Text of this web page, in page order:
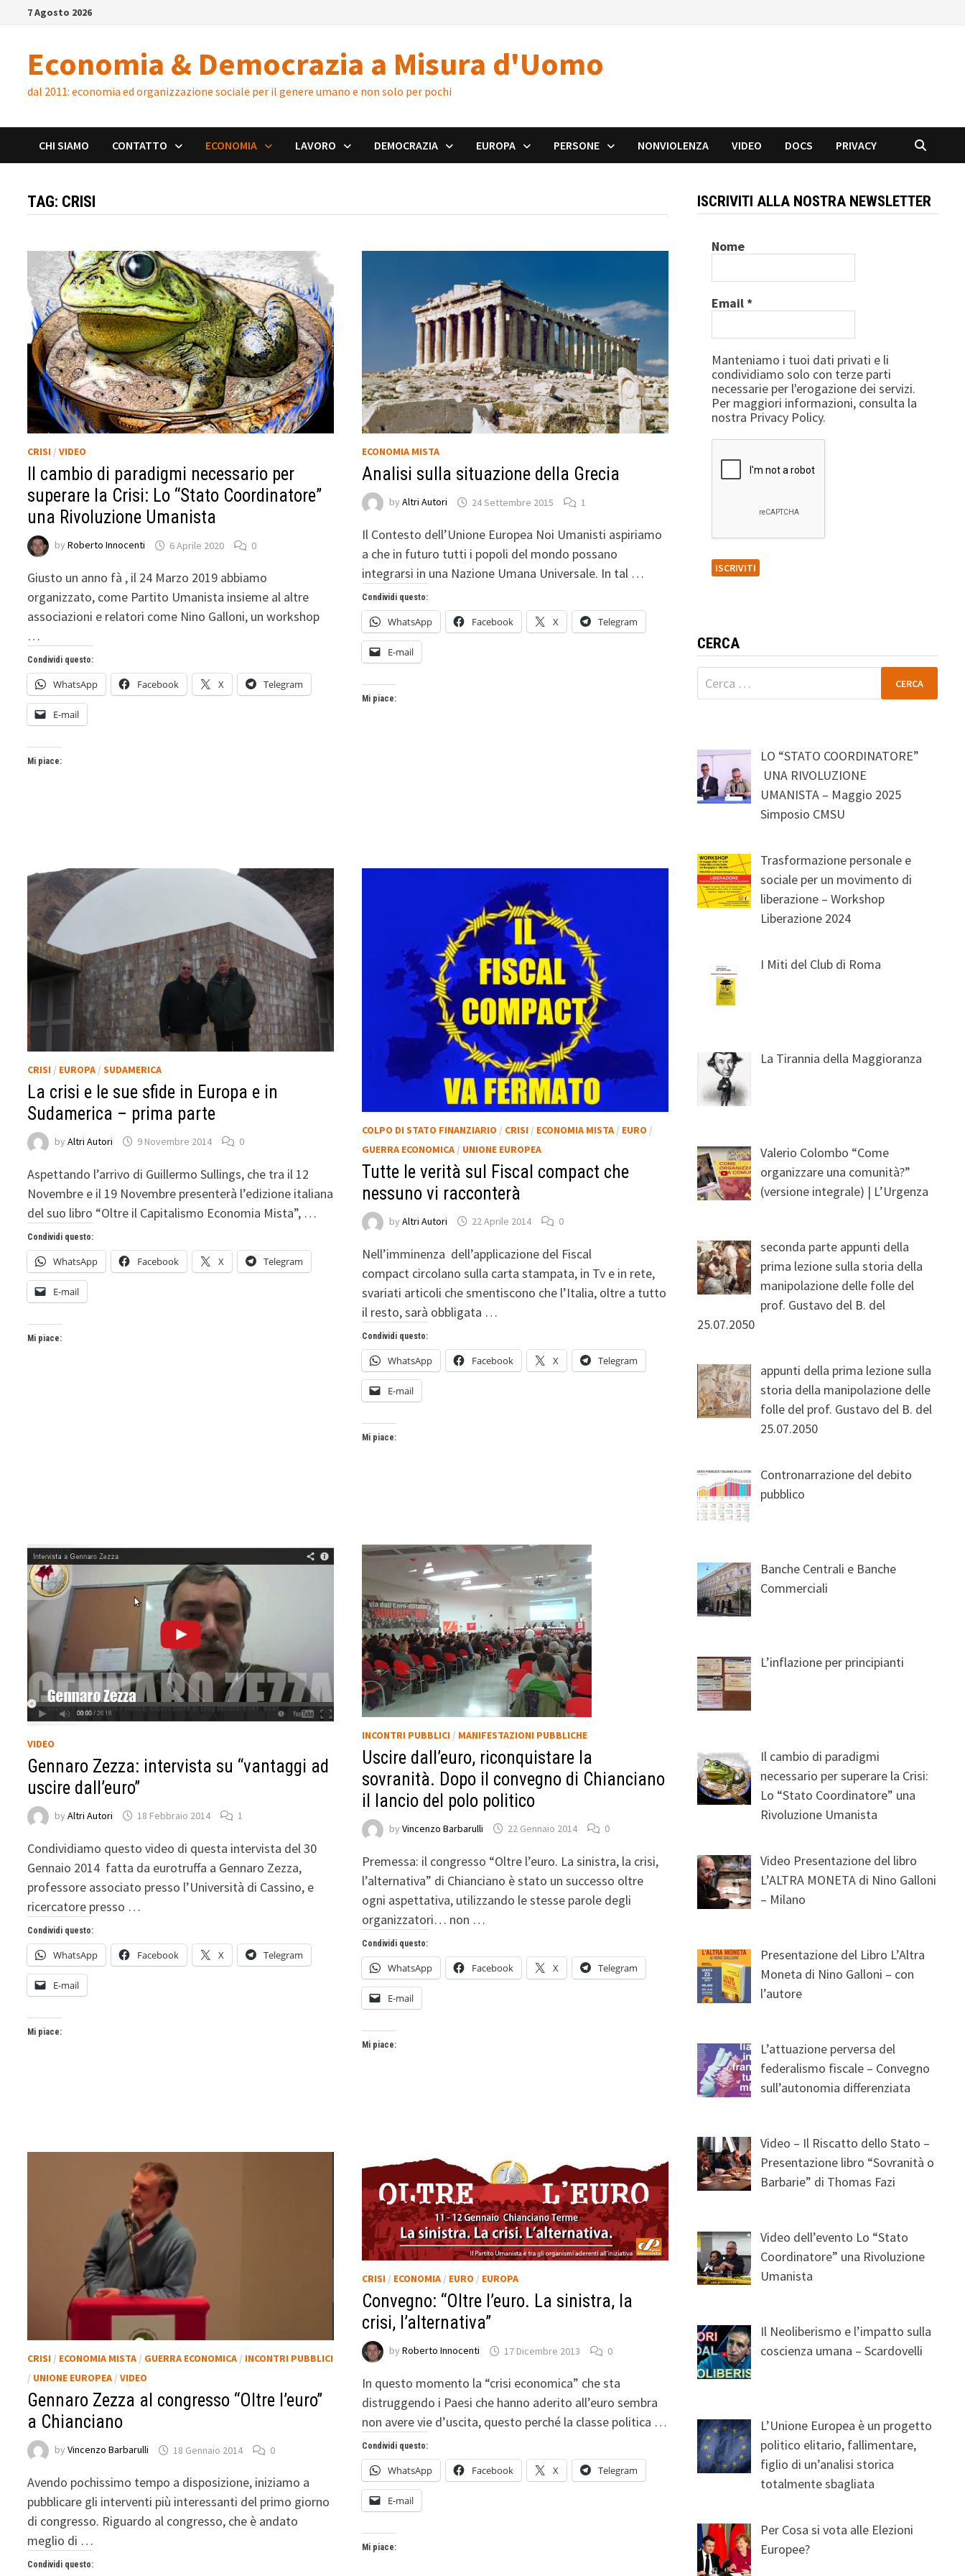
7 Agosto 2026
Economia & Democrazia a Misura d'Uomo
dal 2011: economia ed organizzazione sociale per il genere umano e non solo per pochi
CHI SIAMO CONTATTO ECONOMIA LAVORO DEMOCRAZIA EUROPA PERSONE NONVIOLENZA VIDEO DOCS PRIVACY
TAG: CRISI
CRISI /VIDEO
Il cambio di paradigmi necessario per
superare la Crisi: Lo “Stato Coordinatore”
una Rivoluzione Umanista
byRoberto Innocenti 6 Aprile 2020 0
Giusto un anno fà , il 24 Marzo 2019 abbiamo
organizzato, come Partito Umanista insieme al altre
associazioni e relatori come Nino Galloni, un workshop
…
Condividi questo:
WhatsApp Facebook X Telegram
E-mail
Mi piace:
ECONOMIA MISTA
Analisi sulla situazione della Grecia
by Altri Autori 24 Settembre 2015 1
Il Contesto dell’Unione Europea Noi Umanisti aspiriamo
a che in futuro tutti i popoli del mondo possano
integrarsi in una Nazione Umana Universale. In tal …
Condividi questo:
WhatsApp Facebook X Telegram
E-mail
Mi piace:
CRISI / EUROPA /SUDAMERICA
La crisi e le sue sfide in Europa e in
Sudamerica – prima parte
byAltri Autori 9 Novembre 2014 0
Aspettando l’arrivo di Guillermo Sullings, che tra il 12
Novembre e il 19 Novembre presenterà l’edizione italiana
del suo libro “Oltre il Capitalismo Economia Mista”, …
Condividi questo:
WhatsApp Facebook X Telegram
E-mail
Mi piace:
COLPO DI STATO FINANZIARIO / CRISI / ECONOMIA MISTA/ EURO /
GUERRA ECONOMICA/ UNIONE EUROPEA
Tutte le verità sul Fiscal compact che
nessuno vi racconterà
by Altri Autori 22 Aprile 2014 0
Nell’imminenza dell’applicazione del Fiscal
compact circolano sulla carta stampata, in Tv e in rete,
svariati articoli che smentiscono che l’Italia, oltre a tutto
il resto, sarà obbligata …
Condividi questo:
WhatsApp Facebook X Telegram
E-mail
Mi piace:
VIDEO
Gennaro Zezza: intervista su “vantaggi ad
uscire dall’euro”
byAltri Autori 18 Febbraio 2014 1
Condividiamo questo video di questa intervista del 30
Gennaio 2014 fatta da eurotruffa a Gennaro Zezza,
professore associato presso l’Università di Cassino, e
ricercatore presso …
Condividi questo:
WhatsApp Facebook X Telegram
E-mail
Mi piace:
INCONTRI PUBBLICI / MANIFESTAZIONI PUBBLICHE
Uscire dall’euro, riconquistare la
sovranità. Dopo il convegno di Chianciano
il lancio del polo politico
by Vincenzo Barbarulli 22 Gennaio 2014 0
Premessa: il congresso “Oltre l’euro. La sinistra, la crisi,
l’alternativa” di Chianciano è stato un successo oltre
ogni aspettativa, utilizzando le stesse parole degli
organizzatori… non …
Condividi questo:
WhatsApp Facebook X Telegram
E-mail
Mi piace:
CRISI / ECONOMIA MISTA / GUERRA ECONOMICA / INCONTRI PUBBLICI
/ UNIONE EUROPEA /VIDEO
Gennaro Zezza al congresso “Oltre l’euro”
a Chianciano
byVincenzo Barbarulli 18 Gennaio 2014 0
Avendo pochissimo tempo a disposizione, iniziamo a
pubblicare gli interventi più interessanti del primo giorno
di congresso. Riguardo al congresso, che è andato
meglio di …
Condividi questo:
CRISI / ECONOMIA/ EURO / EUROPA
Convegno: “Oltre l’euro. La sinistra, la
crisi, l’alternativa”
by Roberto Innocenti 17 Dicembre 2013 0
In questo momento la “crisi economica” che sta
distruggendo i Paesi che hanno aderito all’euro sembra
non avere vie d’uscita, questo perché la classe politica …
Condividi questo:
WhatsApp Facebook X Telegram
E-mail
Mi piace:
ISCRIVITI ALLA NOSTRA NEWSLETTER
Nome
Email*
Manteniamo i tuoi dati privati e li
condividiamo solo con terze parti
necessarie per l'erogazione dei servizi.
Per maggiori informazioni, consulta la
nostra Privacy Policy.
CERCA
Ricerca
per:
LO “STATO COORDINATORE”
UNA RIVOLUZIONE
UMANISTA – Maggio 2025
Simposio CMSU
Trasformazione personale e
sociale per un movimento di
liberazione – Workshop
Liberazione 2024
I Miti del Club di Roma
La Tirannia della Maggioranza
Valerio Colombo “Come
organizzare una comunità?”
(versione integrale) | L’Urgenza
seconda parte appunti della
prima lezione sulla storia della
manipolazione delle folle del
prof. Gustavo del B. del
25.07.2050
appunti della prima lezione sulla
storia della manipolazione delle
folle del prof. Gustavo del B. del
25.07.2050
Contronarrazione del debito
pubblico
Banche Centrali e Banche
Commerciali
L’inflazione per principianti
Il cambio di paradigmi
necessario per superare la Crisi:
Lo “Stato Coordinatore” una
Rivoluzione Umanista
Video Presentazione del libro
L’ALTRA MONETA di Nino Galloni
– Milano
Presentazione del Libro L’Altra
Moneta di Nino Galloni – con
l’autore
L’attuazione perversa del
federalismo fiscale – Convegno
sull’autonomia differenziata
Video – Il Riscatto dello Stato –
Presentazione libro “Sovranità o
Barbarie” di Thomas Fazi
Video dell’evento Lo “Stato
Coordinatore” una Rivoluzione
Umanista
Il Neoliberismo e l’impatto sulla
coscienza umana – Scardovelli
L’Unione Europea è un progetto
politico elitario, fallimentare,
figlio di un’analisi storica
totalmente sbagliata
Per Cosa si vota alle Elezioni
Europee?